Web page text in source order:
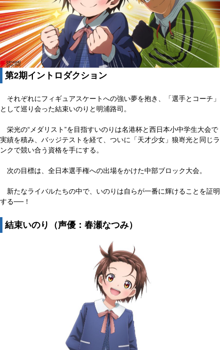
第2期イントロダクション
それぞれにフィギュアスケートへの強い夢を抱き、「選手とコーチ」
として巡り会った結束いのりと明浦路司。
栄光の“メダリスト”を目指すいのりは名港杯と西日本小中学生大会で
実績を積み、バッジテストを経て、ついに「天才少女」狼嵜光と同じラ
ンクで競い合う資格を手にする。
次の目標は、全日本選手権への出場をかけた中部ブロック大会。
新たなライバルたちの中で、いのりは自らが一番に輝けることを証明
する──！
結束いのり（声優：春瀬なつみ）